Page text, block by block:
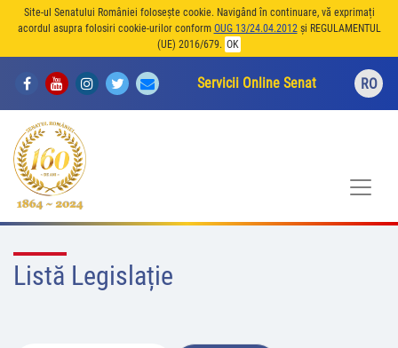
Site-ul Senatului României folosește cookie. Navigând în continuare, vă exprimați
acordul asupra folosiri cookie-urilor conform OUG 13/24.04.2012și REGULAMENTUL
(UE) 2016/679. OK
Servicii Online Senat RO
Listă Legislație